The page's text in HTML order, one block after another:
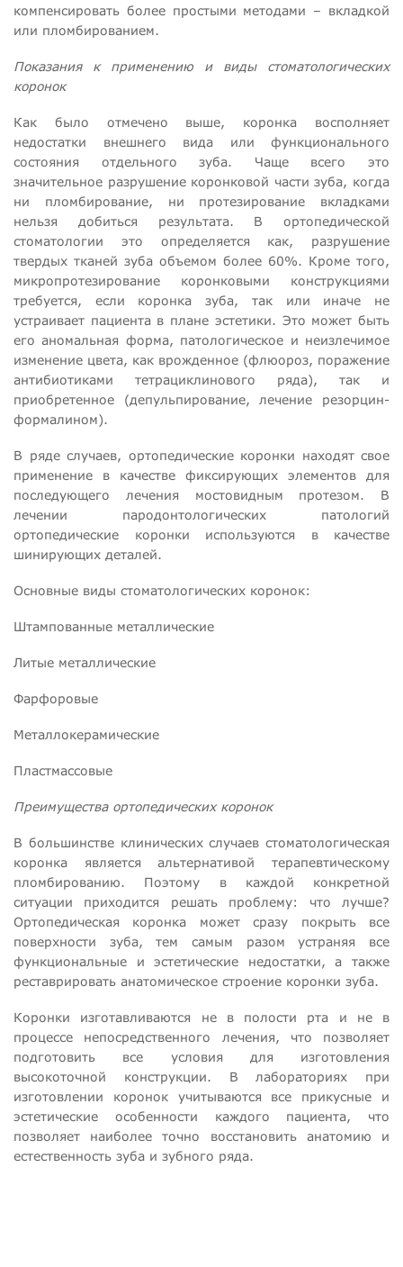
компенсировать более простыми методами – вкладкой
или пломбированием.
Показания к применению и виды стоматологических
коронок
Как было отмечено выше, коронка восполняет
недостатки внешнего вида или функционального
состояния отдельного зуба. Чаще всего это
значительное разрушение коронковой части зуба, когда
ни пломбирование, ни протезирование вкладками
нельзя добиться результата. В ортопедической
стоматологии это определяется как, разрушение
твердых тканей зуба объемом более 60%. Кроме того,
микропротезирование коронковыми конструкциями
требуется, если коронка зуба, так или иначе не
устраивает пациента в плане эстетики. Это может быть
его аномальная форма, патологическое и неизлечимое
изменение цвета, как врожденное (флюороз, поражение
антибиотиками тетрациклинового ряда), так и
приобретенное (депульпирование, лечение резорцин-
формалином).
В ряде случаев, ортопедические коронки находят свое
применение в качестве фиксирующих элементов для
последующего лечения мостовидным протезом. В
лечении пародонтологических патологий
ортопедические коронки используются в качестве
шинирующих деталей.
Основные виды стоматологических коронок:
Штампованные металлические
Литые металлические
Фарфоровые
Металлокерамические
Пластмассовые
Преимущества ортопедических коронок
В большинстве клинических случаев стоматологическая
коронка является альтернативой терапевтическому
пломбированию. Поэтому в каждой конкретной
ситуации приходится решать проблему: что лучше?
Ортопедическая коронка может сразу покрыть все
поверхности зуба, тем самым разом устраняя все
функциональные и эстетические недостатки, а также
реставрировать анатомическое строение коронки зуба.
Коронки изготавливаются не в полости рта и не в
процессе непосредственного лечения, что позволяет
подготовить все условия для изготовления
высокоточной конструкции. В лабораториях при
изготовлении коронок учитываются все прикусные и
эстетические особенности каждого пациента, что
позволяет наиболее точно восстановить анатомию и
естественность зуба и зубного ряда.